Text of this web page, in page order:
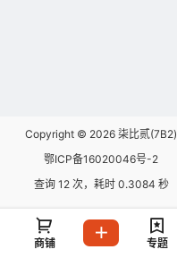
Copyright © 2026 柒比贰(7B2)
鄂ICP备16020046号-2
查询 12 次，耗时 0.3084 秒
商铺 专题